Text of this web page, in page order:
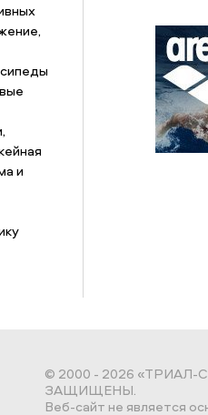
и
© 2000 - 2026
ЗАЩИЩЕНЫ.
Веб-сайт не является